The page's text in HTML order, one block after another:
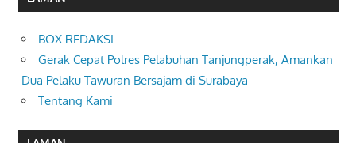
BOX REDAKSI
Gerak Cepat Polres Pelabuhan Tanjungperak, Amankan
Dua Pelaku Tawuran Bersajam di Surabaya
Tentang Kami